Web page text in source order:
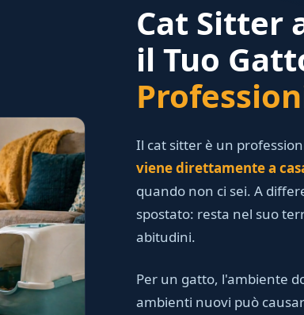
Cat Sitter
il Tuo
Il cat sitter è un
viene direttamente a
quando non ci sei. A
spostato: resta nel suo
abitudini.
Per un gatto, l'ambiente
ambienti nuovi può